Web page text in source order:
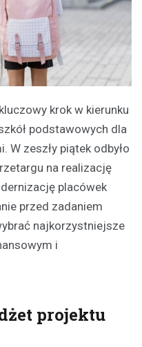
krok w kierunku
podstawowych dla
W zeszły piątek odbyło
na realizację
placówek
przed zadaniem
najkorzystniejsze
i
projektu